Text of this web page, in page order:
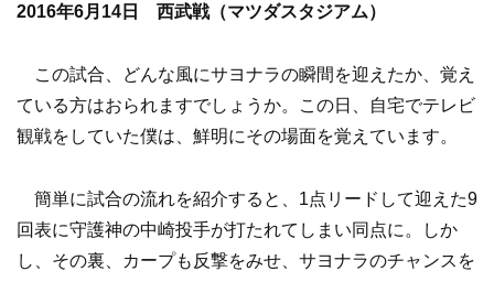
2016年6月14日 西武戦（マツダスタジアム）
この試合、どんな風にサヨナラの瞬間を迎えたか、覚え
ている方はおられますでしょうか。この日、自宅でテレビ
観戦をしていた僕は、鮮明にその場面を覚えています。
簡単に試合の流れを紹介すると、1点リードして迎えた9
回表に守護神の中崎投手が打たれてしまい同点に。しか
し、その裏、カープも反撃をみせ、サヨナラのチャンスを